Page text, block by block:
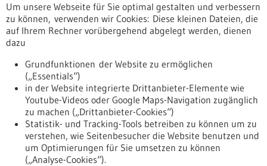
Zellen rücken ins Zentrum der Forschung
Bestimmte T-Zellen reagieren gezielt auf Amyloid-
Ablagerungen im Gehirn und könnten Entzündungsprozesse
bei Alzheimer vorantreiben. Die Ergebnisse, die an Mäusen
mit einer Alzheimer-ähnlichen Erkrankung erzielt wurden,
eröffnen mögliche neue Ansätze für zeitlich abgestimmte
Therapien. Das zeigten Wissenschaftlerinnen und
Wissenschaftler vom Deutschen Krebsforschungszentrum
(DKFZ) und der Medizinischen Fakultät Mannheim der
Universität Heidelberg.
https://www.gesundheitsindustrie-
bw.de/fachbeitrag/pm/wie-immunzellen-alzheimer-
beeinflussen-t-zellen-ruecken-ins-zentrum-der-forschung-1
Um unsere Webseite für Sie optimal gestalten und verbessern
zu können, verwenden wir Cookies: Diese kleinen Dateien, die
auf Ihrem Rechner vorübergehend abgelegt werden, dienen
dazu
Grundfunktionen der Website zu ermöglichen
(„Essentials“)
in der Website integrierte Drittanbieter-Elemente wie
Youtube-Videos oder Google Maps-Navigation zugänglich
zu machen („Drittanbieter-Cookies“)
Statistik- und Tracking-Tools betreiben zu können um zu
verstehen, wie Seitenbesucher die Website benutzen und
um Optimierungen für Sie umsetzen zu können
(„Analyse-Cookies“).